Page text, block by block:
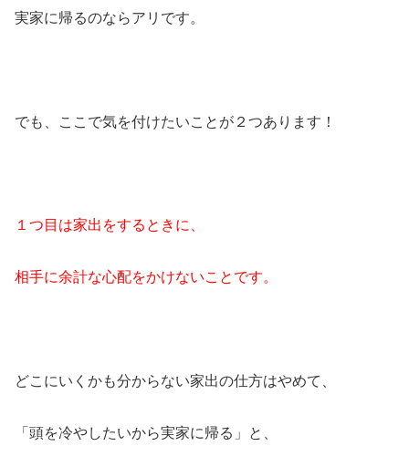
実家に帰るのならアリです。
でも、ここで気を付けたいことが２つあります！
１つ目は家出をするときに、
相手に余計な心配をかけないことです。
どこにいくかも分からない家出の仕方はやめて、
「頭を冷やしたいから実家に帰る」と、